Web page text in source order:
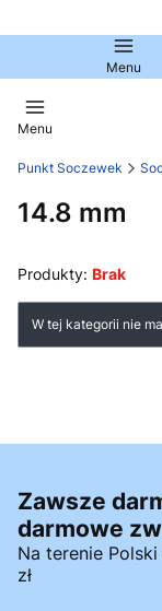
Menu
Menu
Punkt Soczewek
14.8 mm
Produkty: Brak
Lista
W tej kategorii nie
Zawsze
darmowe
Na terenie
zł